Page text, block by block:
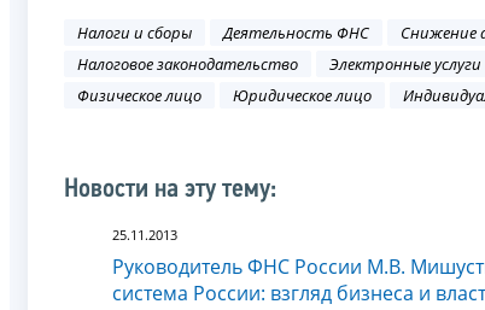
Налоги и сборы Деятельность ФНС Снижение
Налоговое законодательство
Электронные услуги
Физическое лицо
Юридическое лицо
Новости на эту тему:
25.11.2013
Руководитель ФНС России М.В.
система России: взгляд бизнеса и